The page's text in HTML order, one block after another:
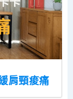
肩頸痠痛